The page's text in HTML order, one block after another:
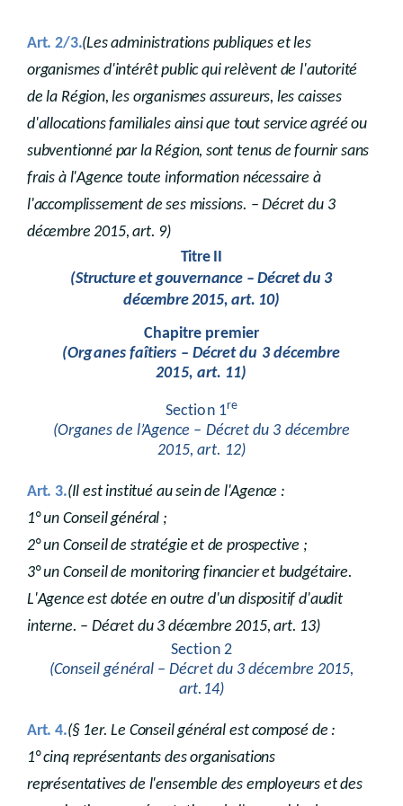
Art. 2/3.(Les administrations publiques et les
organismes d'intérêt public qui relèvent de l'autorité
de la Région, les organismes assureurs, les caisses
d'allocations familiales ainsi que tout service agréé ou
subventionné par la Région, sont tenus de fournir sans
frais à l'Agence toute information nécessaire à
l'accomplissement de ses missions. – Décret du 3
décembre 2015, art. 9)
Titre II
(Structure et gouvernance – Décret du 3
décembre 2015, art. 10)
Chapitre premier
(Organes faîtiers – Décret du 3 décembre
2015, art. 11)
Section 1re
(Organes de l’Agence – Décret du 3 décembre
2015, art. 12)
Art. 3.(Il est institué au sein de l'Agence :
1° un Conseil général ;
2° un Conseil de stratégie et de prospective ;
3° un Conseil de monitoring financier et budgétaire.
L'Agence est dotée en outre d'un dispositif d'audit
interne. – Décret du 3 décembre 2015, art. 13)
Section 2
(Conseil général – Décret du 3 décembre 2015,
art.14)
Art. 4.(§ 1er. Le Conseil général est composé de :
1° cinq représentants des organisations
représentatives de l'ensemble des employeurs et des